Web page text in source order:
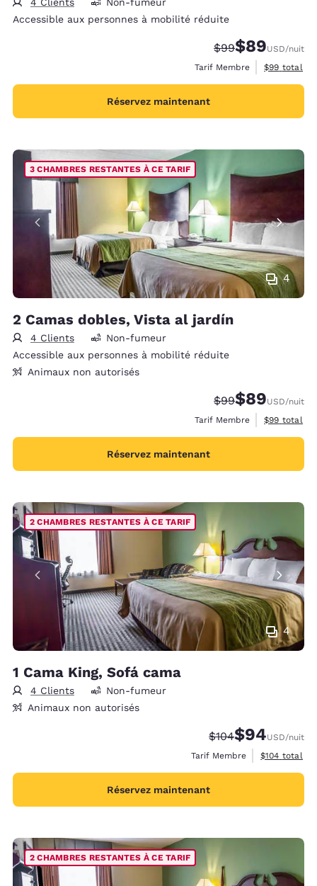
Accessible aux personnes à mobilité réduite
Tarif barré :
$99Tarif réduit :
$89USD/nuit
Tarif Membre
Afficher les
$99 total
Réservez maintenant
4
3 CHAMBRES RESTANTES À CE TARIF
2 Camas dobles, Vista al jardín
4 Clients
Non-fumeur
Accessible aux personnes à mobilité réduite
Animaux non autorisés
Tarif barré :
$99Tarif réduit :
$89USD/nuit
Tarif Membre
Afficher les
$99 total
Réservez maintenant
4
2 CHAMBRES RESTANTES À CE TARIF
1 Cama King, Sofá cama
4 Clients
Non-fumeur
Animaux non autorisés
Tarif barré :
$104Tarif réduit :
$94USD/nuit
Tarif Membre
Afficher les
$104 total
Réservez maintenant
2 CHAMBRES RESTANTES À CE TARIF